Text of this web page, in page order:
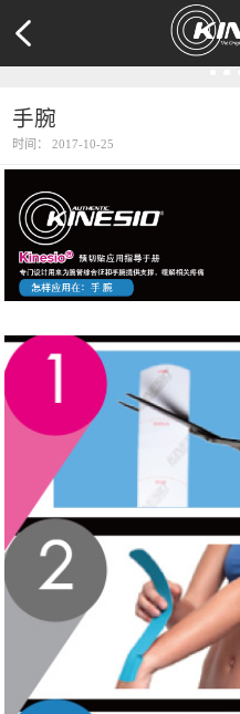
手腕
时间： 2017-10-25